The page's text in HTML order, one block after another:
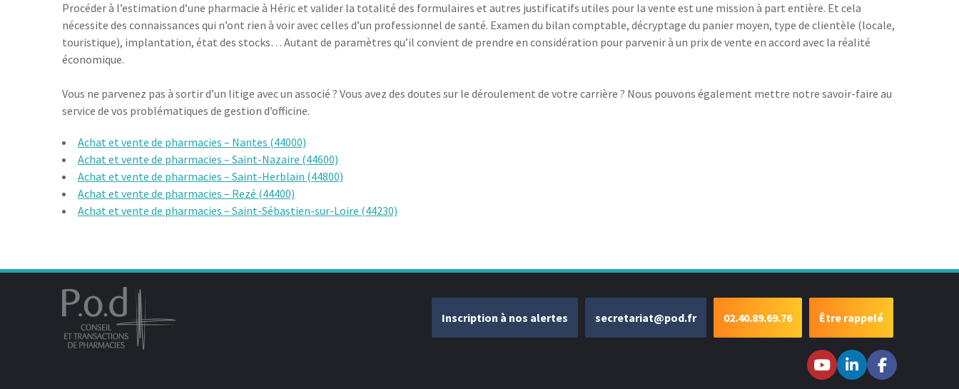
Procéder à l’estimation d’une pharmacie à Héric et valider la totalité des formulaires et autres justificatifs utiles pour la vente est une mission à part entière. Et cela
nécessite des connaissances qui n’ont rien à voir avec celles d’un professionnel de santé. Examen du bilan comptable, décryptage du panier moyen, type de clientèle (locale,
touristique), implantation, état des stocks… Autant de paramètres qu’il convient de prendre en considération pour parvenir à un prix de vente en accord avec la réalité
économique.
Vous ne parvenez pas à sortir d’un litige avec un associé ? Vous avez des doutes sur le déroulement de votre carrière ? Nous pouvons également mettre notre savoir-faire au
service de vos problématiques de gestion d’officine.
Achat et vente de pharmacies – Nantes (44000)
Achat et vente de pharmacies – Saint-Nazaire (44600)
Achat et vente de pharmacies – Saint-Herblain (44800)
Achat et vente de pharmacies – Rezé (44400)
Achat et vente de pharmacies – Saint-Sébastien-sur-Loire (44230)
Être rappelé
02.40.89.69.76
secretariat@pod.fr
Inscription à nos alertes